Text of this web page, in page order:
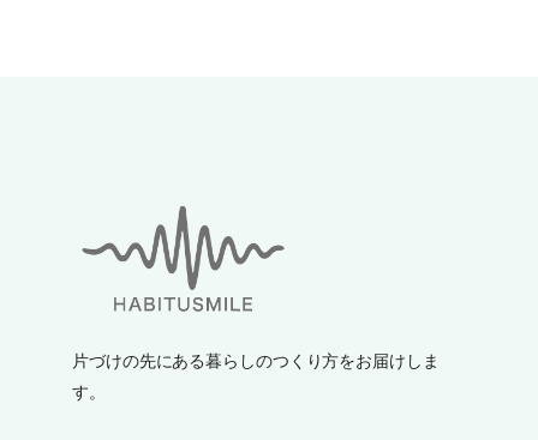
片づけの先にある暮らしのつくり方をお届けしま
す。